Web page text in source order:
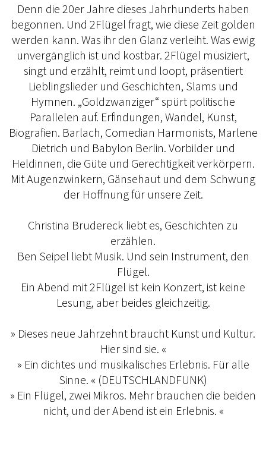
Denn die 20er Jahre dieses Jahrhunderts haben
begonnen. Und 2Flügel fragt, wie diese Zeit golden
werden kann. Was ihr den Glanz verleiht. Was ewig
unvergänglich ist und kostbar. 2Flügel musiziert,
singt und erzählt, reimt und loopt, präsentiert
Lieblingslieder und Geschichten, Slams und
Hymnen. „Goldzwanziger“ spürt politische
Parallelen auf. Erfindungen, Wandel, Kunst,
Biografien. Barlach, Comedian Harmonists, Marlene
Dietrich und Babylon Berlin. Vorbilder und
Heldinnen, die Güte und Gerechtigkeit verkörpern.
Mit Augenzwinkern, Gänsehaut und dem Schwung
der Hoffnung für unsere Zeit.
Christina Brudereck liebt es, Geschichten zu
erzählen.
Ben Seipel liebt Musik. Und sein Instrument, den
Flügel.
Ein Abend mit 2Flügel ist kein Konzert, ist keine
Lesung, aber beides gleichzeitig.
» Dieses neue Jahrzehnt braucht Kunst und Kultur.
Hier sind sie. «
» Ein dichtes und musikalisches Erlebnis. Für alle
Sinne. « (DEUTSCHLANDFUNK)
» Ein Flügel, zwei Mikros. Mehr brauchen die beiden
nicht, und der Abend ist ein Erlebnis. «